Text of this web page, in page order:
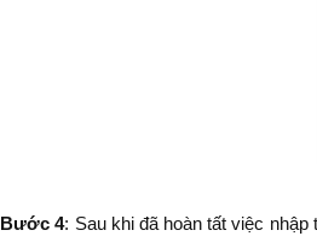
Bước 4: Sau khi đã hoàn tất việc nhập